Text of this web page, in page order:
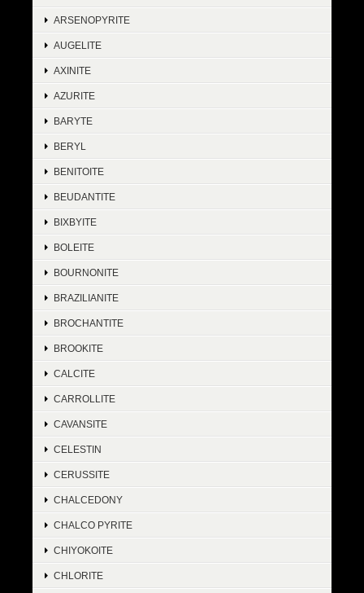
ARSENOPYRITE
AUGELITE
AXINITE
AZURITE
BARYTE
BERYL
BENITOITE
BEUDANTITE
BIXBYITE
BOLEITE
BOURNONITE
BRAZILIANITE
BROCHANTITE
BROOKITE
CALCITE
CARROLLITE
CAVANSITE
CELESTIN
CERUSSITE
CHALCEDONY
CHALCO PYRITE
CHIYOKOITE
CHLORITE